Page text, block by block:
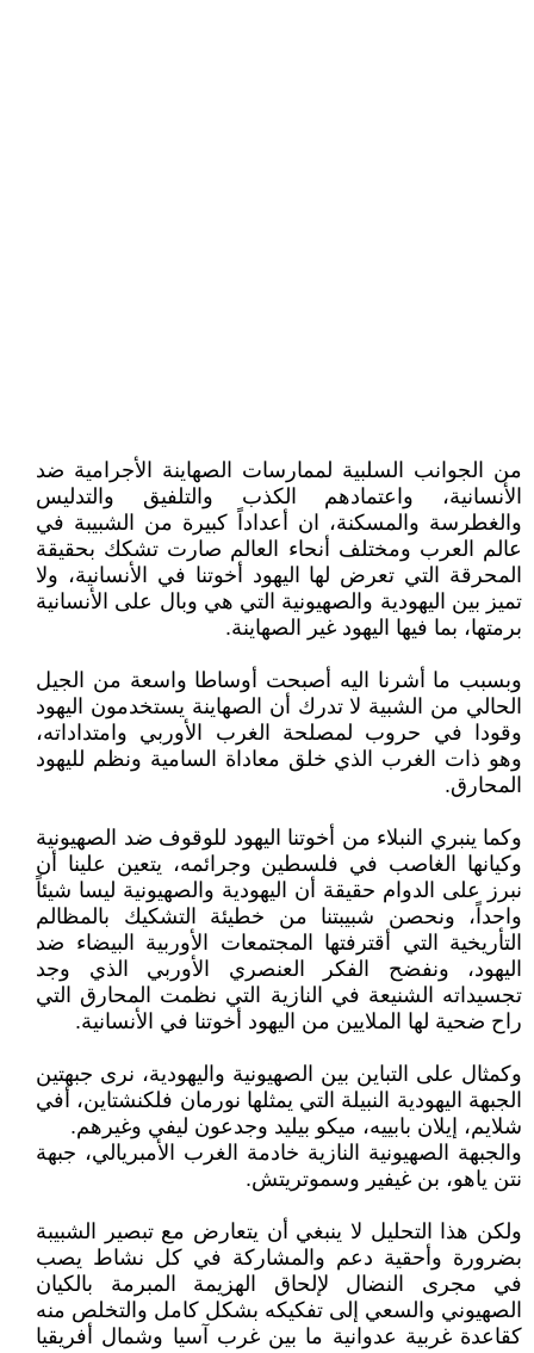
من الجوانب السلبية لممارسات الصهاينة الأجرامية ضد
الأنسانية، واعتمادهم الكذب والتلفيق والتدليس
والغطرسة والمسكنة، ان أعداداً كبيرة من الشبيبة في
عالم العرب ومختلف أنحاء العالم صارت تشكك بحقيقة
المحرقة التي تعرض لها اليهود أخوتنا في الأنسانية، ولا
تميز بين اليهودية والصهيونية التي هي وبال على الأنسانية
برمتها، بما فيها اليهود غير الصهاينة.
وبسبب ما أشرنا اليه أصبحت أوساطا واسعة من الجيل
الحالي من الشبية لا تدرك أن الصهاينة يستخدمون اليهود
وقودا في حروب لمصلحة الغرب الأوربي وامتداداته،
وهو ذات الغرب الذي خلق معاداة السامية ونظم لليهود
المحارق.
وكما ينبري النبلاء من أخوتنا اليهود للوقوف ضد الصهيونية
وكيانها الغاصب في فلسطين وجرائمه، يتعين علينا أن
نبرز على الدوام حقيقة أن اليهودية والصهيونية ليسا شيئاً
واحداً، ونحصن شبيبتنا من خطيئة التشكيك بالمظالم
التأريخية التي أقترفتها المجتمعات الأوربية البيضاء ضد
اليهود، ونفضح الفكر العنصري الأوربي الذي وجد
تجسيداته الشنيعة في النازية التي نظمت المحارق التي
راح ضحية لها الملايين من اليهود أخوتنا في الأنسانية.
وكمثال على التباين بين الصهيونية واليهودية، نرى جبهتين
الجبهة اليهودية النبيلة التي يمثلها نورمان فلكنشتاين، أفي
شلايم، إيلان بابييه، ميكو بيليد وجدعون ليفي وغيرهم.
والجبهة الصهيونية النازية خادمة الغرب الأمبريالي، جبهة
نتن ياهو، بن غيفير وسموتريتش.
ولكن هذا التحليل لا ينبغي أن يتعارض مع تبصير الشبيبة
بضرورة وأحقية دعم والمشاركة في كل نشاط يصب
في مجرى النضال لإلحاق الهزيمة المبرمة بالكيان
الصهيوني والسعي إلى تفكيكه بشكل كامل والتخلص منه
كقاعدة غربية عدوانية ما بين غرب آسيا وشمال أفريقيا